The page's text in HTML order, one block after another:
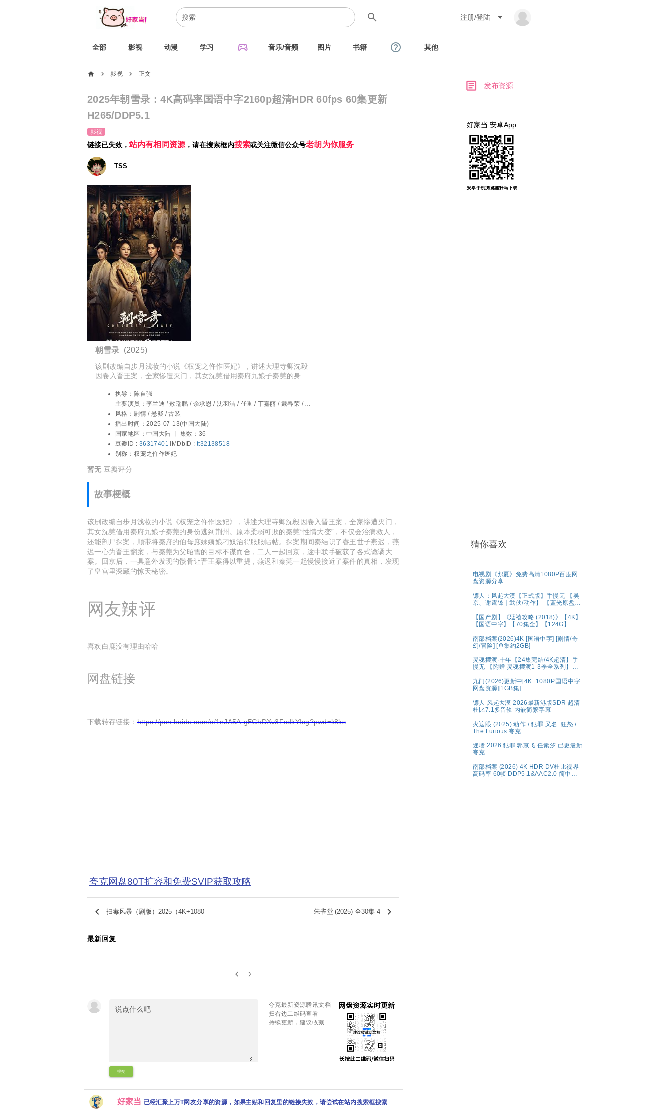
search 注册/登陆 arrow_drop_down
全部 影视 动漫 学习 sports_esports 音乐/音频 图片 书籍 help_outline 其他
home chevron_right 影视 chevron_right 正文
2025年朝雪录：4K高码率国语中字2160p超清HDR 60fps 60集更新
H265/DDP5.1
影视
链接已失效，站内有相同资源，请在搜索框内搜索或关注微信公众号老胡为你服务
TSS
朝雪录 (2025)
该剧改编自步月浅妆的小说《权宠之仵作医妃》，讲述大理寺卿沈毅
因卷入晋王案，全家惨遭灭门，其女沈莞借用秦府九娘子秦莞的身份
尸探案，顺带将秦府的伯母庶妹姨娘刁奴治得服服帖帖。探案期间秦
结识了睿王世子燕迟，燕迟一心为晋王翻案，与秦莞为父昭雪的目标
不谋而合，二人一起回京，途中联手破获了各式诡谲大案。回京后，
一具意外发现的骸骨让晋王案得以重提，燕迟和秦莞一起慢慢接近了
案件的真相，发现了皇宫里深藏的惊天秘密。
执导：陈自强
主要演员： 李兰迪 / 敖瑞鹏 / 余承恩 / 沈羽洁 / 任重 / 丁嘉丽 / 戴春荣 / 邓
英 / 赵滨 / 曾泳醍 / 李岱昆 / 杨仕泽 / 恬妞 / 李晟 / 胡小庭 / 李彧 / 季肖冰 /
金九熹 / 郑奇 / 李世鹏 / 程泓鑫 / 王路晴 / 于轩晨 / 刘一宏 / 孙雪宁 / 王俊
笔 / 潘珺雅 / 崔宝月 / 胡亦瑶
风格： 剧情 / 悬疑 / 古装
播出时间： 2025-07-13(中国大陆)
国家地区： 中国大陆 丨 集数：36
豆瓣ID : 36317401 IMDbID : tt32138518
别称：权宠之仵作医妃
暂无豆瓣评分
故事梗概
该剧改编自步月浅妆的小说《权宠之仵作医妃》，讲述大理寺卿沈毅因卷入晋王案，全家惨遭灭门，
其女沈莞借用秦府九娘子秦莞的身份逃到荆州。原本柔弱可欺的秦莞“性情大变”，不仅会治病救人，
还能剖尸探案，顺带将秦府的伯母庶妹姨娘刁奴治得服服帖帖。探案期间秦结识了睿王世子燕迟，燕
迟一心为晋王翻案，与秦莞为父昭雪的目标不谋而合，二人一起回京，途中联手破获了各式诡谲大
案。回京后，一具意外发现的骸骨让晋王案得以重提，燕迟和秦莞一起慢慢接近了案件的真相，发现
了皇宫里深藏的惊天秘密。
网友辣评
喜欢白鹿没有理由哈哈
网盘链接
下载转存链接：https://pan.baidu.com/s/1nJA5A-gEGhDXv3FsdkYIcg?pwd=k8ks
夸克网盘80T扩容和免费SVIP获取攻略
keyboard_arrow_left 扫毒风暴（剧版）2025（4K+1080 朱雀堂 (2025) 全30集 4 keyboard_arrow_right
最新回复
keyboard_arrow_left keyboard_arrow_right
提交
夸克最新资源腾讯文档
扫右边二维码查看
持续更新，建议收藏
好家当 已经汇聚上万T网友分享的资源，如果主贴和回复里的链接失效，请尝试在站内搜索框搜索
article 发布资源
好家当 安卓App
安卓手机浏览器扫码下载
猜你喜欢
电视剧《炽夏》免费高清1080P百度网
盘资源分享
镖人：风起大漠【正式版】手慢无 【吴
京、谢霆锋｜武侠/动作】 【蓝光原盘
【国产剧】《延禧攻略 (2018)》【4K】
【国语中字】【70集全】【124G】
南部档案(2026)4K [国语中字] [剧情/奇
幻/冒险] [单集约2GB]
灵魂摆渡·十年【24集完结/4K超清】手
慢无 【附赠 灵魂摆渡1-3季全系列】夸
九门(2026)更新中[4K+1080P.国语中字
网盘资源][1GB集]
镖人 风起大漠 2026最新港版SDR 超清
杜比7.1多音轨 内嵌简繁字幕
火遮眼 (2025) 动作 / 犯罪 又名: 狂怒 /
The Furious 夸克
迷墙 2026 犯罪 郭京飞 任素汐 已更最新
夸克
南部档案‎ (2026) 4K HDR DV杜比视界
高码率 60帧 DDP5.1&AAC2.0 简中字